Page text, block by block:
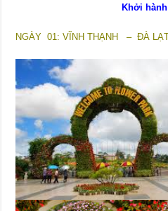
Khởi
NGÀY 01: VĨNH THẠNH – ĐÀ